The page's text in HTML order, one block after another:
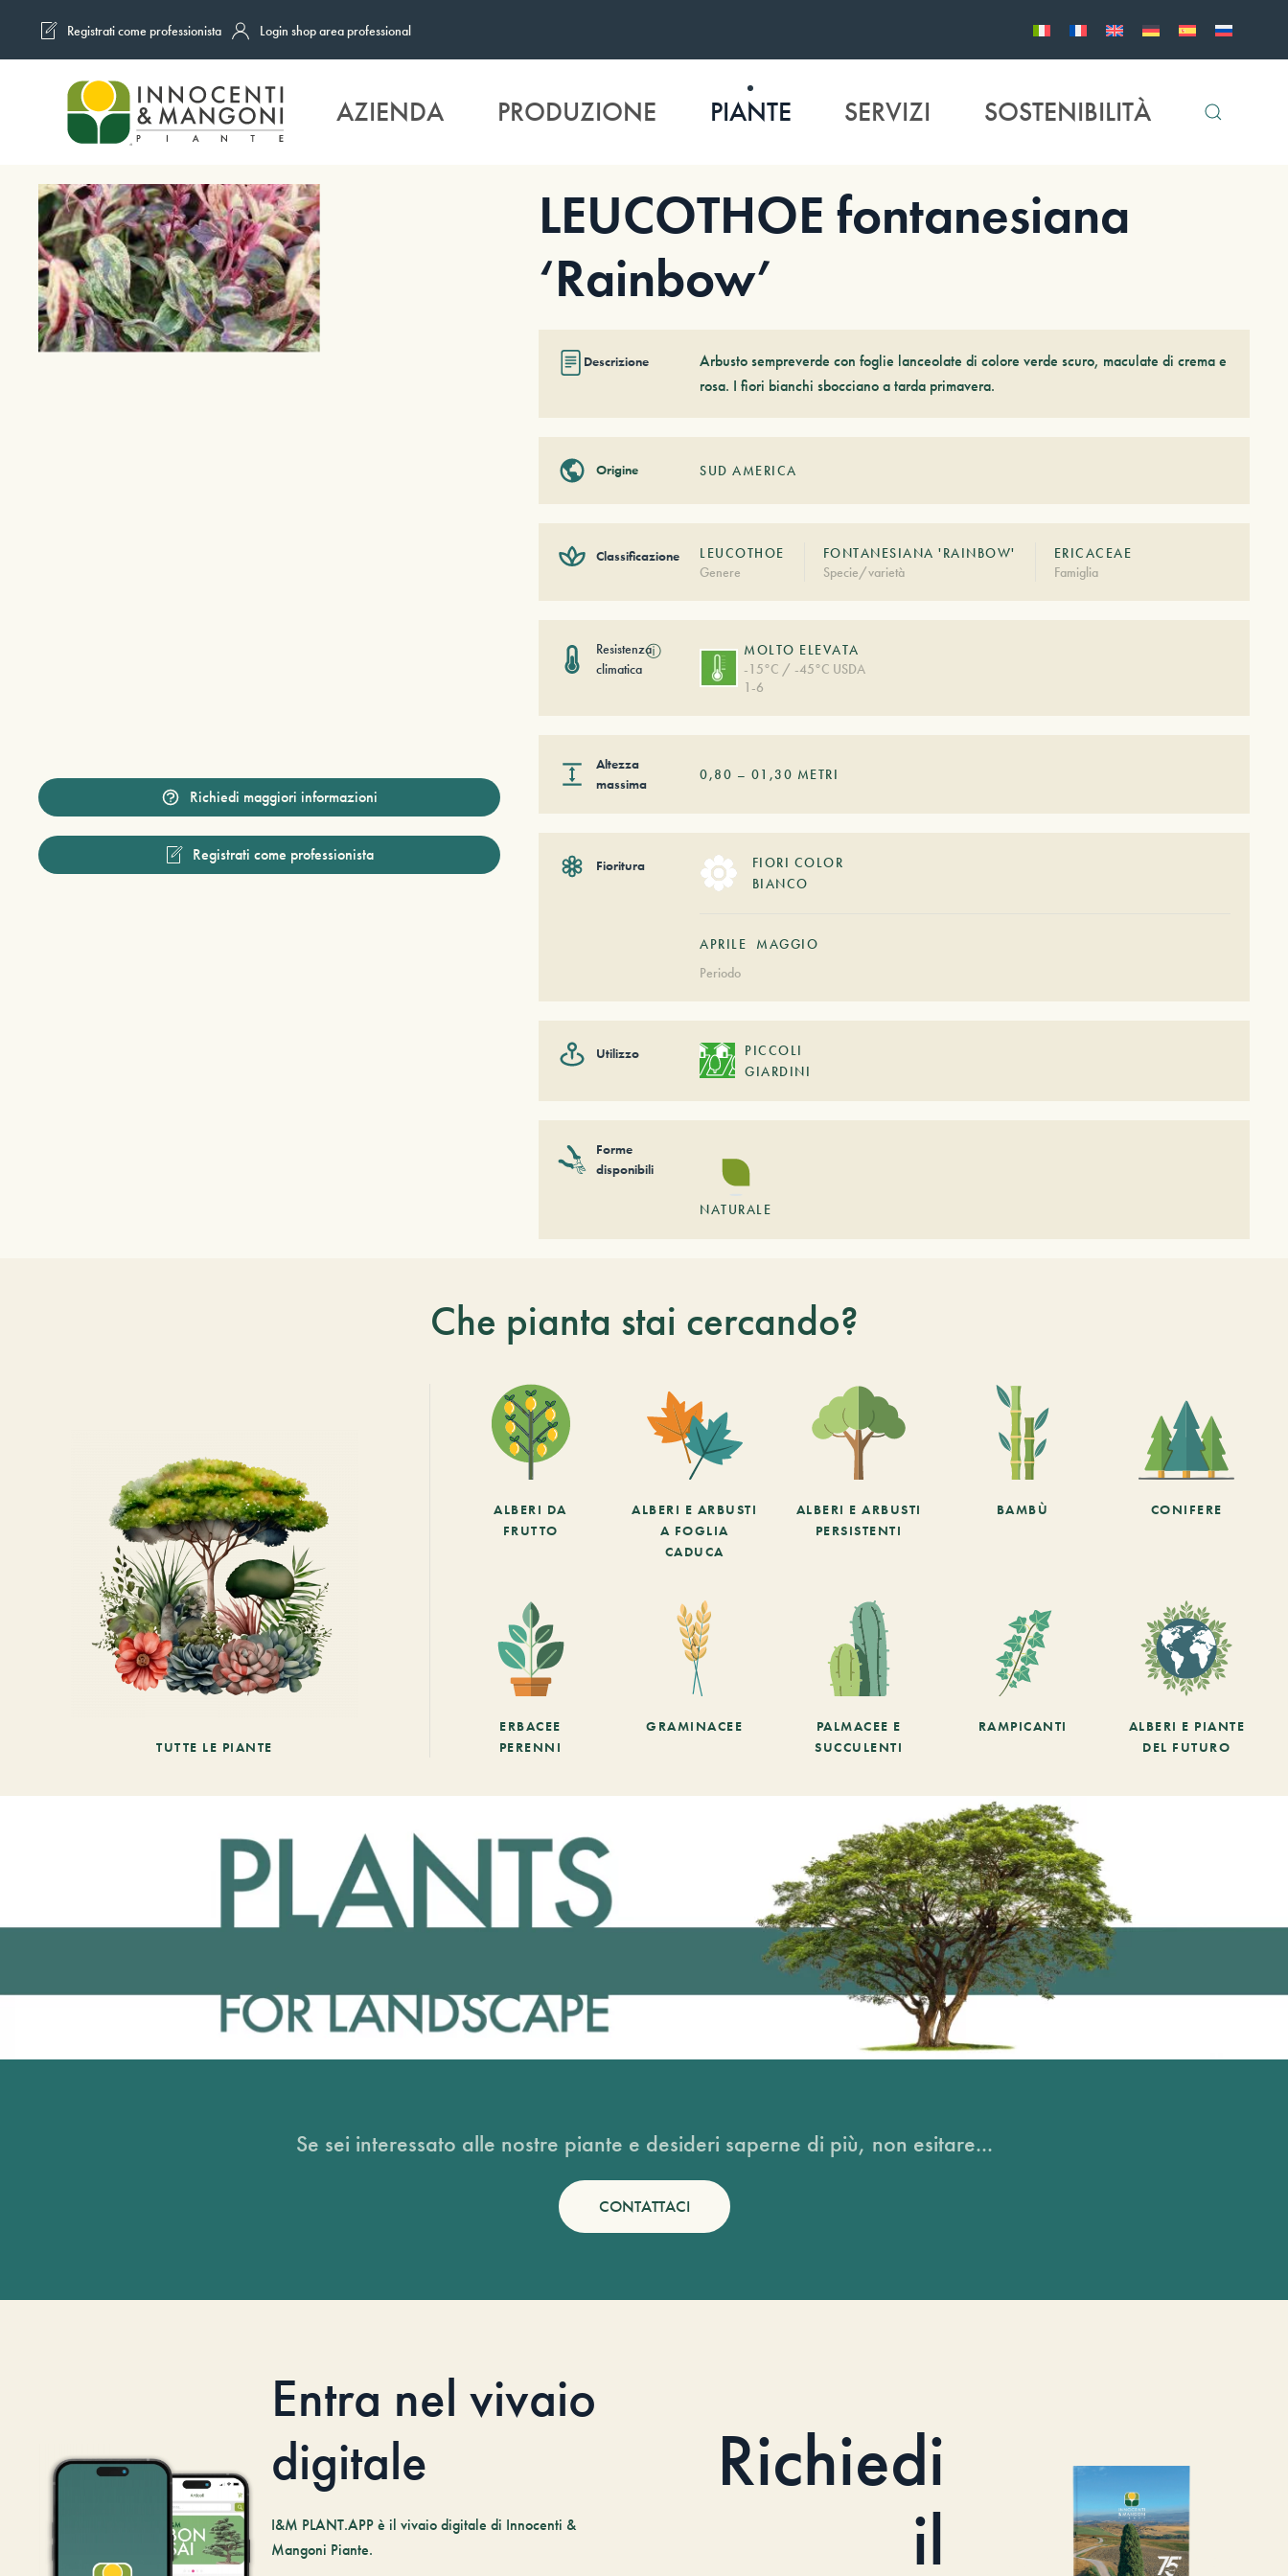
Skip to main content
Registrati come professionista Login shop area professional
AZIENDA PRODUZIONE PIANTE SERVIZI SOSTENIBILITÀ
Richiedi maggiori informazioni
Registrati come professionista
LEUCOTHOE fontanesiana
‘Rainbow’
Descrizione
Arbusto sempreverde con foglie lanceolate di colore verde scuro, maculate di crema e
rosa. I fiori bianchi sbocciano a tarda primavera.
Origine SUD AMERICA
Classificazione
LEUCOTHOE
Genere
FONTANESIANA 'RAINBOW'
Specie/varietà
ERICACEAE
Famiglia
Resistenza
climatica
ⓘ
MOLTO ELEVATA
-15°C / -45°C USDA
1-6
Altezza
massima
0,80 – 01,30 METRI
Fioritura
FIORI COLOR
BIANCO
APRILE
MAGGIO
Periodo
Utilizzo
PICCOLI
GIARDINI
Forme
disponibili
NATURALE
Che pianta stai cercando?
TUTTE LE PIANTE
ALBERI DA
FRUTTO
ALBERI E ARBUSTI
A FOGLIA
CADUCA
ALBERI E ARBUSTI
PERSISTENTI
BAMBÙ CONIFERE
ERBACEE
PERENNI
GRAMINACEE
PALMACEE E
SUCCULENTI
RAMPICANTI
ALBERI E PIANTE
DEL FUTURO
Se sei interessato alle nostre piante e desideri saperne di più, non esitare...
CONTATTACI
Entra nel vivaio
digitale
I&M PLANT.APP è il vivaio digitale di Innocenti &
Mangoni Piante.
Richiedi
il